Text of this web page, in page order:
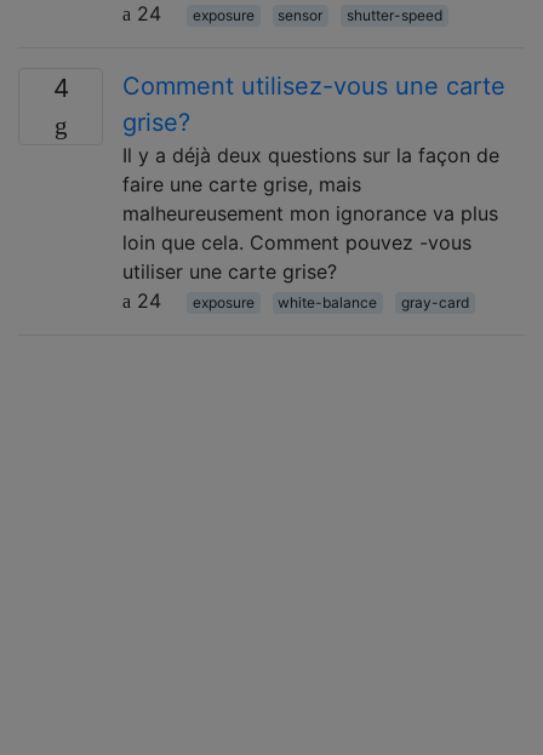
24
exposure sensor shutter-speed
4
Comment utilisez-vous une carte
grise?
Il y a déjà deux questions sur la façon de
faire une carte grise, mais
malheureusement mon ignorance va plus
loin que cela. Comment pouvez -vous
utiliser une carte grise?
24
exposure white-balance gray-card